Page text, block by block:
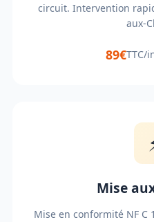
circuit. Intervention
aux-
89€TTC/
Mise
Mise en conformité NF C